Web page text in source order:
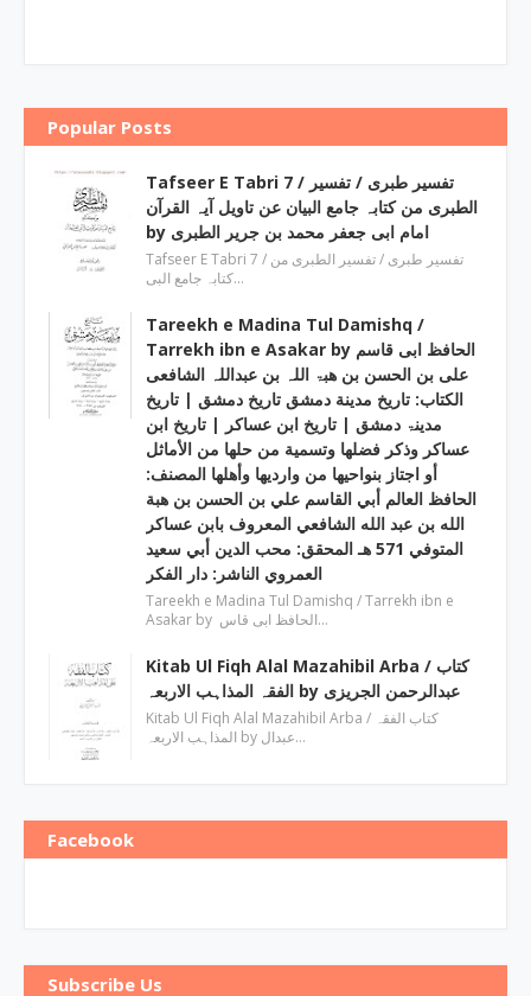
Popular Posts
Tafseer E Tabri 7 / تفسیر طبری / تفسیر
الطبری من کتابہ جامع البیان عن تاویل آیہ القرآن
by امام ابی جعفر محمد بن جریر الطبری
Tafseer E Tabri 7 / تفسیر طبری / تفسیر الطبری من
کتابہ جامع البی…
Tareekh e Madina Tul Damishq /
Tarrekh ibn e Asakar by الحافظ ابی قاسم
علی بن الحسن بن ھبۃ اللہ بن عبداللہ الشافعی
الكتاب: تاريخ مدينة دمشق تاريخ دمشق | تاریخ
مدینۃ دمشق | تاریخ ابن عساکر | تاريخ ابن
عساكر وذكر فضلها وتسمية من حلها من الأماثل
أو اجتاز بنواحيها من وارديها وأهلها المصنف:
الحافظ العالم أبي القاسم علي بن الحسن بن هبة
الله بن عبد الله الشافعي المعروف بابن عساكر
المتوفي 571 هـ المحقق: محب الدين أبي سعيد
العمروي الناشر: دار الفكر
Tareekh e Madina Tul Damishq / Tarrekh ibn e
Asakar by الحافظ ابی قاس…
Kitab Ul Fiqh Alal Mazahibil Arba / کتاب
الفقہ المذاہب الاربعہ by عبدالرحمن الجریزی
Kitab Ul Fiqh Alal Mazahibil Arba / کتاب الفقہ
المذاہب الاربعہ by عبدال…
Facebook
Subscribe Us